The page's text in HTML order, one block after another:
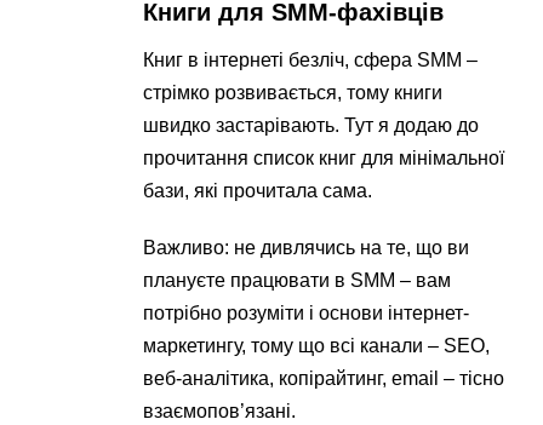
Книги для SMM-фахівців
Книг в інтернеті безліч, сфера SMM –
стрімко розвивається, тому книги
швидко застарівають. Тут я додаю до
прочитання список книг для мінімальної
бази, які прочитала сама.
Важливо: не дивлячись на те, що ви
плануєте працювати в SMM – вам
потрібно розуміти і основи інтернет-
маркетингу, тому що всі канали – SEO,
веб-аналітика, копірайтинг, email – тісно
взаємопов’язані.